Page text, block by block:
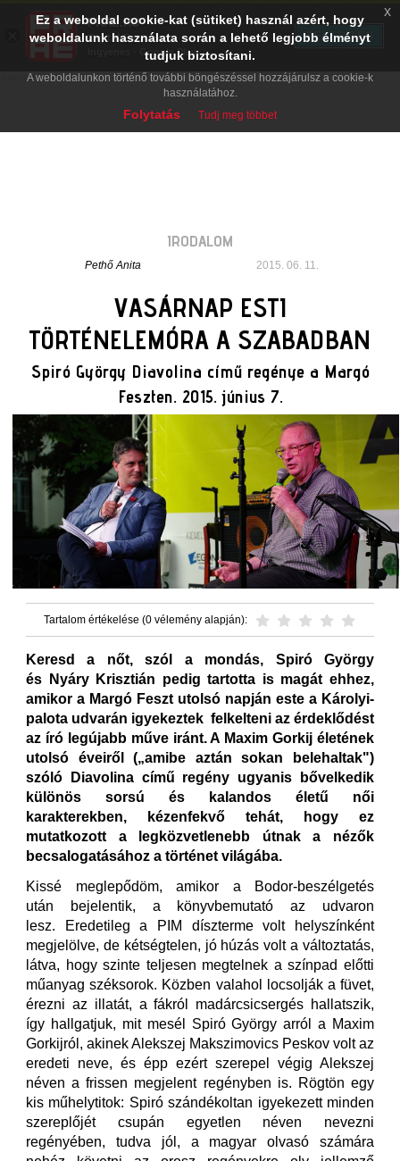
IRODALOM
Pethő Anita 2015. 06. 11.
VASÁRNAP ESTI
TÖRTÉNELEMÓRA A SZABADBAN
Spiró György Diavolina című regénye a Margó
Feszten. 2015. június 7.
Tartalom értékelése (0 vélemény alapján):
Keresd a nőt, szól a mondás, Spiró György
és Nyáry Krisztián pedig tartotta is magát ehhez,
amikor a Margó Feszt utolsó napján este a Károlyi-
palota udvarán igyekeztek felkelteni az érdeklődést
az író legújabb műve iránt. A Maxim Gorkij életének
utolsó éveiről („amibe aztán sokan belehaltak")
szóló Diavolina című regény ugyanis bővelkedik
különös sorsú és kalandos életű női
karakterekben, kézenfekvő tehát, hogy ez
mutatkozott a legközvetlenebb útnak a nézők
becsalogatásához a történet világába.
Kissé meglepődöm, amikor a Bodor-beszélgetés
után bejelentik, a könyvbemutató az udvaron
lesz. Eredetileg a PIM díszterme volt helyszínként
megjelölve, de kétségtelen, jó húzás volt a változtatás,
látva, hogy szinte teljesen megtelnek a színpad előtti
műanyag széksorok. Közben valahol locsolják a füvet,
érezni az illatát, a fákról madárcsicsergés hallatszik,
így hallgatjuk, mit mesél Spiró György arról a Maxim
Gorkijról, akinek Alekszej Makszimovics Peskov volt az
eredeti neve, és épp ezért szerepel végig Alekszej
néven a frissen megjelent regényben is. Rögtön egy
kis műhelytitok: Spiró szándékoltan igyekezett minden
szereplőjét csupán egyetlen néven nevezni
regényében, tudva jól, a magyar olvasó számára
Ez a weboldal cookie-kat (sütiket) használ azért, hogy
weboldalunk használata során a lehető legjobb élményt
tudjuk biztosítani.
A weboldalunkon történő további böngészéssel hozzájárulsz a cookie-k
használatához.
Folytatás Tudj meg többet
x
PRAE.HU
Digital Evolution
Ingyenes - Google Play
TELEPÍTÉS